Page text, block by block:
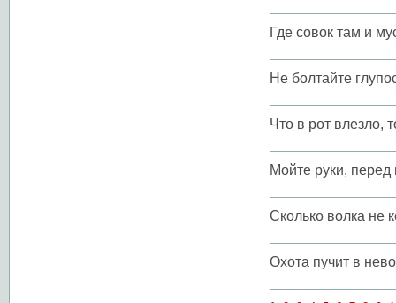
Где совок там и
Не болтайте
Что в рот влезло,
Мойте руки, перед
Сколько волка не
Охота пучит в